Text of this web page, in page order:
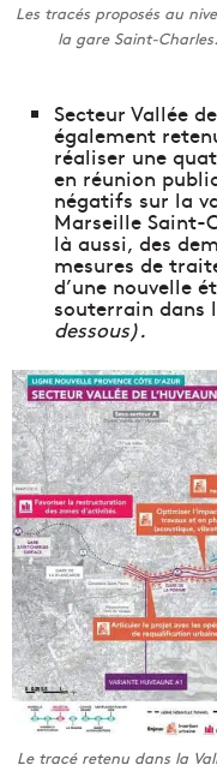
Les tracés proposés au
la gare Saint-Charles.
Secteur Vallée
également
réaliser une
en réunion
négatifs sur la
Marseille Saint-
là aussi, des
mesures de
d’une nouvelle
souterrain dans
dessous).
Le tracé retenu dans la